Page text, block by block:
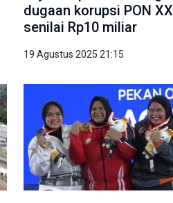
dugaan korupsi PON XX
senilai Rp10 miliar
19 Agustus 2025 21:15